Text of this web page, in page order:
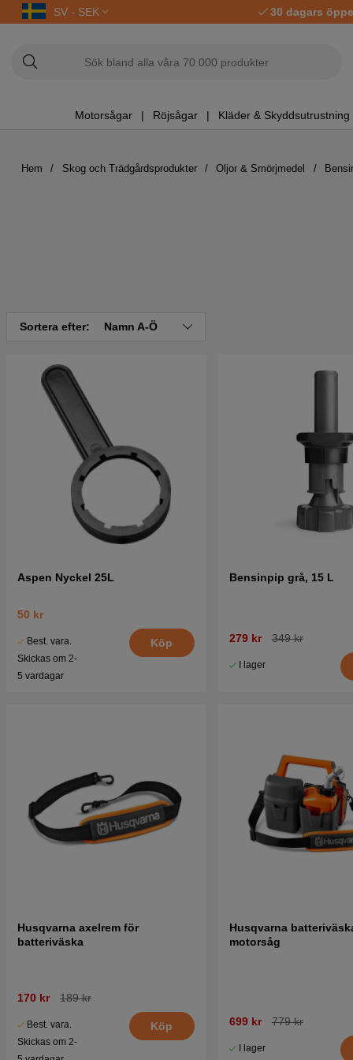
SV - SEK 30 dagars
Motorsågar Röjsågar Kläder & Skyddsutrustning
Hem Skog och Trädgårdsprodukter Oljor & Smörjmedel
Sortera efter: Namn A-Ö
Aspen Nyckel 25L
50 kr
Best. vara.
Skickas om 2-
5 vardagar
Köp
Bensinpip grå, 15 L
279 kr 349 kr
I lager
Husqvarna axelrem för
batteriväska
170 kr 189 kr
Best. vara.
Skickas om 2-
Köp
Husqvarna
motorsåg
699 kr 779 kr
I lager